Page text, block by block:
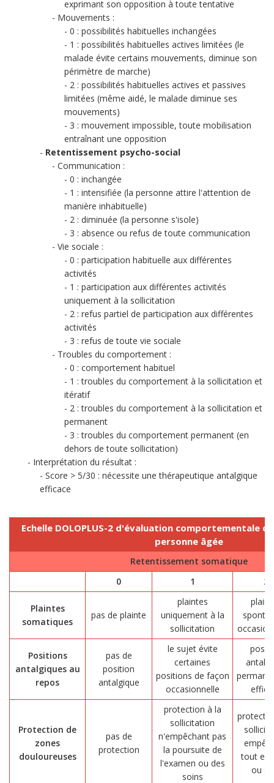
exprimant son opposition à toute tentative
Mouvements :
0 : possibilités habituelles inchangées
1 : possibilités habituelles actives limitées (le
malade évite certains mouvements, diminue son
périmètre de marche)
2 : possibilités habituelles actives et passives
limitées (même aidé, le malade diminue ses
mouvements)
3 : mouvement impossible, toute mobilisation
entraînant une opposition
Retentissement psycho-social
Communication :
0 : inchangée
1 : intensifiée (la personne attire l'attention de
manière inhabituelle)
2 : diminuée (la personne s'isole)
3 : absence ou refus de toute communication
Vie sociale :
0 : participation habituelle aux différentes
activités
1 : participation aux différentes activités
uniquement à la sollicitation
2 : refus partiel de participation aux différentes
activités
3 : refus de toute vie sociale
Troubles du comportement :
0 : comportement habituel
1 : troubles du comportement à la sollicitation et
itératif
2 : troubles du comportement à la sollicitation et
permanent
3 : troubles du comportement permanent (en
dehors de toute sollicitation)
Interprétation du résultat :
Score > 5/30 : nécessite une thérapeutique antalgique
efficace
Echelle DOLOPLUS-2 d'évaluation comportementale
personne âgée
Retentissement somatique
0
1 2
Plaintes
somatiques
pas de plainte
plaintes
uniquement à la
sollicitation
Positions
antalgiques au
repos
pas de
position
antalgique
le sujet évite
certaines
positions de façon
occasionnelle
Protection de
zones
douloureuses
pas de
protection
protection à la
sollicitation
n'empêchant pas
la poursuite de
l'examen ou des
soins
tout
ou